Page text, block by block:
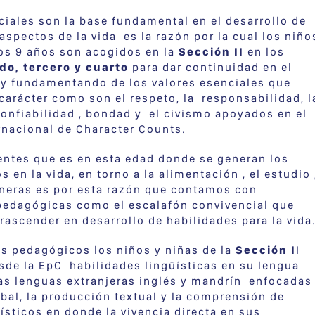
son la base fundamental en el desarrollo de
de la vida es la razón por la cual los
9 años son acogidos en la Sección II en los
tercero y cuarto para dar continuidad en el
fundamentando de los valores esenciales que
como son el respeto, la responsabilidad,
, bondad y el civismo apoyados en el
de Character Counts.
que es en esta edad donde se generan los
en la vida, en torno a la alimentación , el estudio
es por esta razón que contamos con
como el escalafón convivencial que
en desarrollo de habilidades para la vida.
pedagógicos los niños y niñas de la Sección I I
la EpC habilidades lingüísticas en su lengua
lenguas extranjeras inglés y mandrín enfocadas
la producción textual y la comprensión de
en donde la vivencia directa en sus